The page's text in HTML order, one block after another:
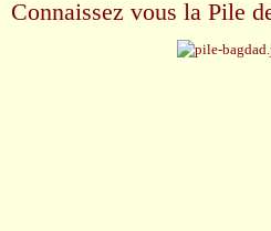
Connaissez vous la Pile